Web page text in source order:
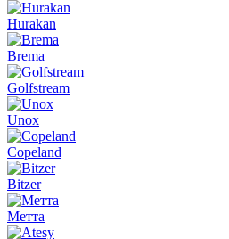
Hurakan
Brema
Golfstream
Unox
Copeland
Bitzer
Метта